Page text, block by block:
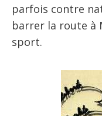
parfois contre
barrer la route à
sport.